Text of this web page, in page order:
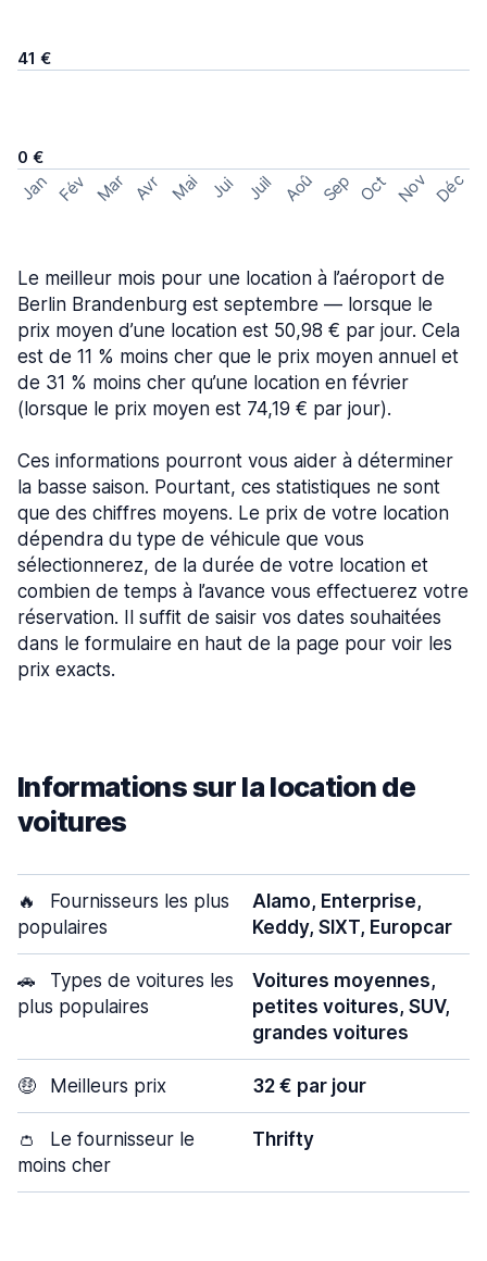
41 €
0 €
Jan Fév Mar Avr Mai Jui Juil Aoû Sep Oct Nov Déc
Le meilleur mois pour une location à l’aéroport de
Berlin Brandenburg est septembre — lorsque le
prix moyen d’une location est 50,98 € par jour. Cela
est de 11 % moins cher que le prix moyen annuel et
de 31 % moins cher qu’une location en février
(lorsque le prix moyen est 74,19 € par jour).
Ces informations pourront vous aider à déterminer
la basse saison. Pourtant, ces statistiques ne sont
que des chiffres moyens. Le prix de votre location
dépendra du type de véhicule que vous
sélectionnerez, de la durée de votre location et
combien de temps à l’avance vous effectuerez votre
réservation. Il suffit de saisir vos dates souhaitées
dans le formulaire en haut de la page pour voir les
prix exacts.
Informations sur la location de
voitures
🔥
Fournisseurs les plus
populaires
Alamo, Enterprise,
Keddy, SIXT, Europcar
🚗
Types de voitures les
plus populaires
Voitures moyennes,
petites voitures, SUV,
grandes voitures
🤑 Meilleurs prix 32 € par jour
👛
Le fournisseur le
moins cher
Thrifty